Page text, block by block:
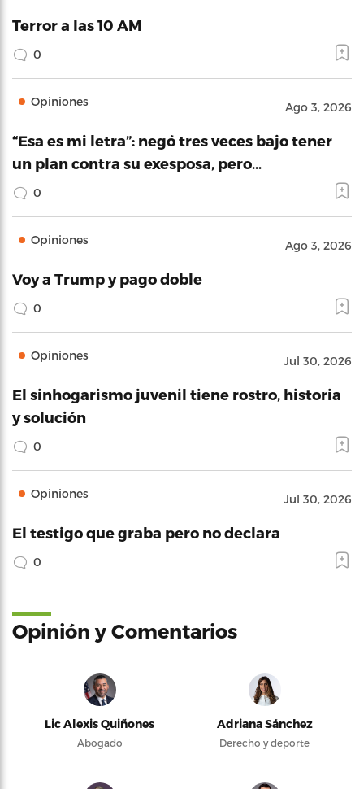
Terror a las 10 AM
0
Opiniones Ago 3, 2026
“Esa es mi letra”: negó tres veces bajo tener
un plan contra su exesposa, pero…
0
Opiniones Ago 3, 2026
Voy a Trump y pago doble
0
Opiniones Jul 30, 2026
El sinhogarismo juvenil tiene rostro, historia
y solución
0
Opiniones Jul 30, 2026
El testigo que graba pero no declara
0
Opinión y Comentarios
Lic Alexis Quiñones
Abogado
Adriana Sánchez
Derecho y deporte